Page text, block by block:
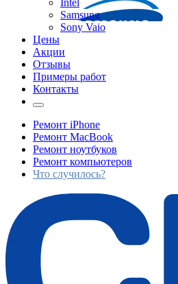
Intel
Samsung
Sony Vaio
Цены
Акции
Отзывы
Примеры работ
Контакты
Ремонт iPhone
Ремонт MacBook
Ремонт ноутбуков
Ремонт компьютеров
Что случилось?